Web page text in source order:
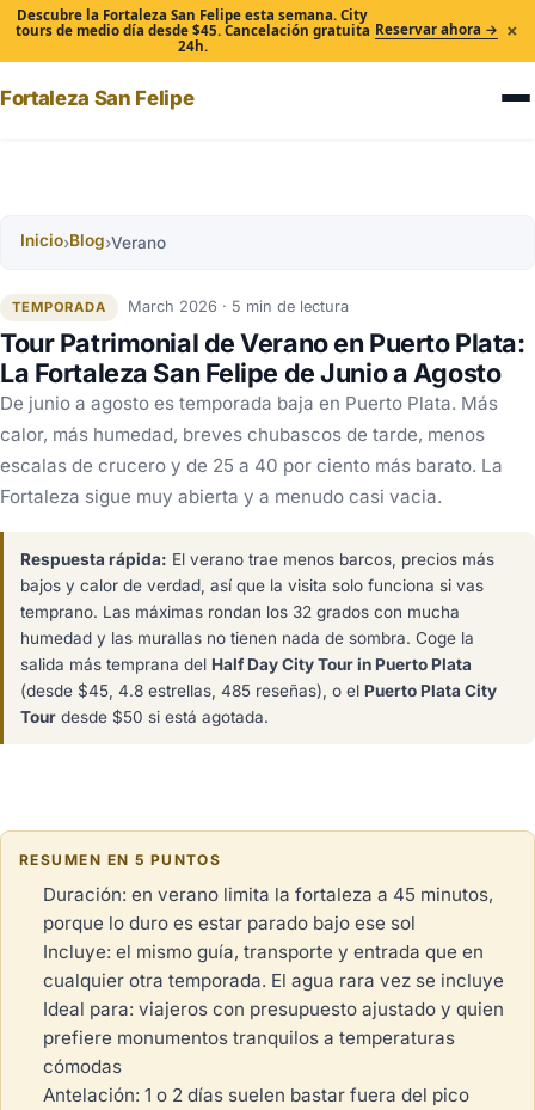
Descubre la Fortaleza San Felipe esta semana. City
tours de medio día desde $45. Cancelación gratuita
24h.
Reservar ahora → ×
Fortaleza San Felipe
Inicio›Blog›Verano
TEMPORADA March 2026 · 5 min de lectura
Tour Patrimonial de Verano en Puerto Plata:
La Fortaleza San Felipe de Junio a Agosto
De junio a agosto es temporada baja en Puerto Plata. Más
calor, más humedad, breves chubascos de tarde, menos
escalas de crucero y de 25 a 40 por ciento más barato. La
Fortaleza sigue muy abierta y a menudo casi vacia.
Respuesta rápida: El verano trae menos barcos, precios más
bajos y calor de verdad, así que la visita solo funciona si vas
temprano. Las máximas rondan los 32 grados con mucha
humedad y las murallas no tienen nada de sombra. Coge la
salida más temprana del Half Day City Tour in Puerto Plata
(desde $45, 4.8 estrellas, 485 reseñas), o el Puerto Plata City
Tour desde $50 si está agotada.
RESUMEN EN 5 PUNTOS
Duración: en verano limita la fortaleza a 45 minutos,
porque lo duro es estar parado bajo ese sol
Incluye: el mismo guía, transporte y entrada que en
cualquier otra temporada. El agua rara vez se incluye
Ideal para: viajeros con presupuesto ajustado y quien
prefiere monumentos tranquilos a temperaturas
cómodas
Antelación: 1 o 2 días suelen bastar fuera del pico